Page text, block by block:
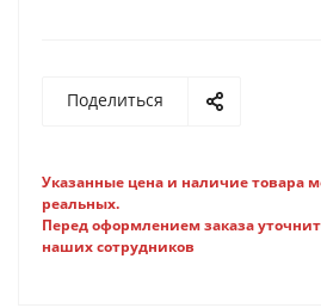
Поделиться
Указанные цена и наличие товара
реальных.
Перед оформлением заказа
наших сотрудников